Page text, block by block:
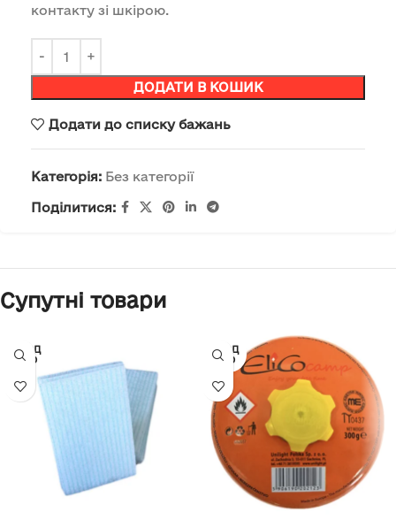
контакту зі шкірою.
ДОДАТИ В КОШИК
Додати до списку бажань
Категорія: Без категорії
Поділитися:
Супутні товари
ПРОД
АНО
ПРОД
АНО